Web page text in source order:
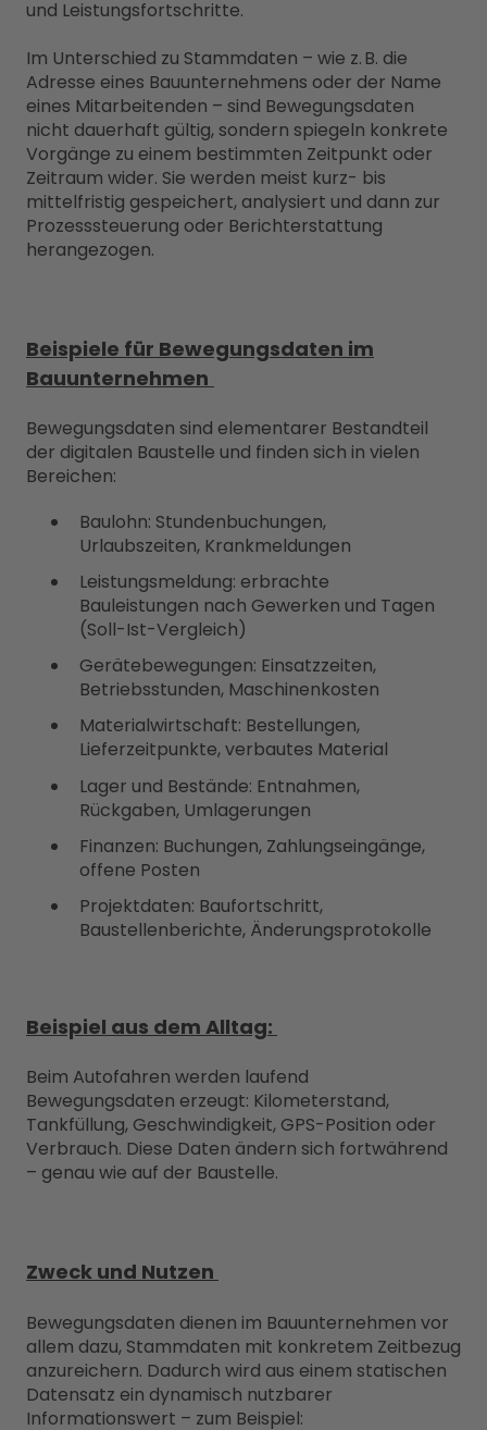
und Leistungsfortschritte.
Im Unterschied zu Stammdaten – wie z. B. die
Adresse eines Bauunternehmens oder der Name
eines Mitarbeitenden – sind Bewegungsdaten
nicht dauerhaft gültig, sondern spiegeln konkrete
Vorgänge zu einem bestimmten Zeitpunkt oder
Zeitraum wider. Sie werden meist kurz- bis
mittelfristig gespeichert, analysiert und dann zur
Prozesssteuerung oder Berichterstattung
herangezogen.
Beispiele für Bewegungsdaten im
Bauunternehmen
Bewegungsdaten sind elementarer Bestandteil
der digitalen Baustelle und finden sich in vielen
Bereichen:
Baulohn: Stundenbuchungen,
Urlaubszeiten, Krankmeldungen
Leistungsmeldung: erbrachte
Bauleistungen nach Gewerken und Tagen
(Soll-Ist-Vergleich)
Gerätebewegungen: Einsatzzeiten,
Betriebsstunden, Maschinenkosten
Materialwirtschaft: Bestellungen,
Lieferzeitpunkte, verbautes Material
Lager und Bestände: Entnahmen,
Rückgaben, Umlagerungen
Finanzen: Buchungen, Zahlungseingänge,
offene Posten
Projektdaten: Baufortschritt,
Baustellenberichte, Änderungsprotokolle
Beispiel aus dem Alltag:
Beim Autofahren werden laufend
Bewegungsdaten erzeugt: Kilometerstand,
Tankfüllung, Geschwindigkeit, GPS-Position oder
Verbrauch. Diese Daten ändern sich fortwährend
– genau wie auf der Baustelle.
Zweck und Nutzen
Bewegungsdaten dienen im Bauunternehmen vor
allem dazu, Stammdaten mit konkretem Zeitbezug
anzureichern. Dadurch wird aus einem statischen
Datensatz ein dynamisch nutzbarer
Informationswert – zum Beispiel: